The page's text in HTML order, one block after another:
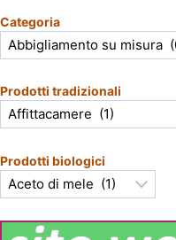
Categoria
Prodotti tradizionali
Prodotti biologici